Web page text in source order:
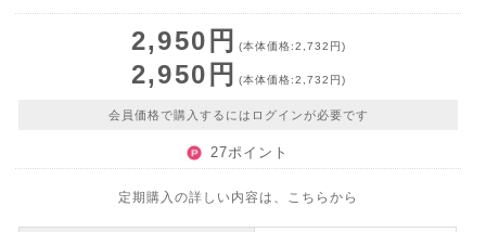
2,950円 (本体価格:2,732円)
2,950円 (本体価格:2,732円)
会員価格で購入するにはログインが必要です
27ポイント
定期購入の詳しい内容は、こちらから